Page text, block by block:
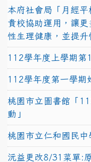
本府社會局「月經
貴校協助運用，讓
性生理健康，並提升
112學年度上學期
112學年度第一學期
桃園市立圖書館「
動」
桃園市立仁和國民
沅益更改8/31菜單: